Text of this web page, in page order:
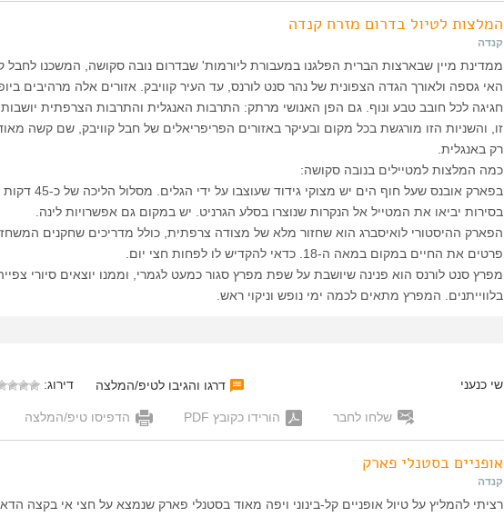
המלצות לטיול בדרום מזרח קנדה
קנדה
ממדינת מיין שבארצות הברית הפלגנו במעבורת ליורמות' שבדרום נובה סקושה, המשכנו לחבל
האי גספה ולאורך הגדה הצפונית של נהר סנט לורנס, עד העיר קוויבק. אזורים אלה מרהיבים
חגיגה לכל חובב טבע ונוף. גם הפן האנושי מרתק: התרבות האנגלית והתרבות הצרפתית יושבות
זו, והשניות הזו מורגשת בכל מקום ובעיקר באזורים הפריפריאלים של חבל קוויבק, שם קשה
רק באנגלית.
כמה המלצות למטיילים בנובה סקושה:
בפארק אובנס שעל חוף הים יש מצוקי גידוד
בסירות יביאו את המטייל אל הנקרות שנוצרו בסלע הגרניט. יש במקום גם אפשרויות לינה.
הפארק ההיסטורי לואיסברג הוא שחזור מלא של מצודה צרפתית, כולל מדריכים שחקנים
פרטים את החיים במקום במאה ה-18. כדאי להקדיש לו לפחות חצי יום.
מפרץ סנט לורנס הוא פנינה שיושבת על שפת מפרץ סגור כמעט לגמרי, וממנו יוצאים סיורי
בלווייתנים. המפרץ מתאים לכמה ימי נופש וניקוי ראש.
שי כנעני דרגו והגיבו לטיפ/המלצה דירוג:
שלחו לחבר הורידו כקובץ PDF הדפיסו טיפ/המלצה
אופניים בסטנלי פארק
קנדה
רציתי להמליץ על טיול אופניים קל-בינוני ויפה מאוד בסטנלי פארק שנמצא על חצי אי בקצה